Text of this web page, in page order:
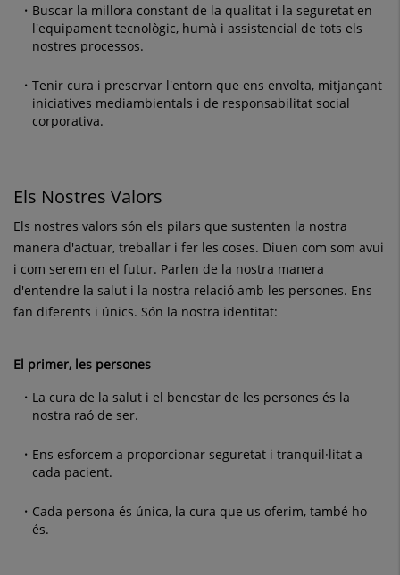
Buscar la millora constant de la qualitat i la seguretat en
l'equipament tecnològic, humà i assistencial de tots els
nostres processos.
Tenir cura i preservar l'entorn que ens envolta, mitjançant
iniciatives mediambientals i de responsabilitat social
corporativa.
Els Nostres Valors
Els nostres valors són els pilars que sustenten la nostra
manera d'actuar, treballar i fer les coses. Diuen com som avui
i com serem en el futur. Parlen de la nostra manera
d'entendre la salut i la nostra relació amb les persones. Ens
fan diferents i únics. Són la nostra identitat:
El primer, les persones
La cura de la salut i el benestar de les persones és la
nostra raó de ser.
Ens esforcem a proporcionar seguretat i tranquil·litat a
cada pacient.
Cada persona és única, la cura que us oferim, també ho
és.